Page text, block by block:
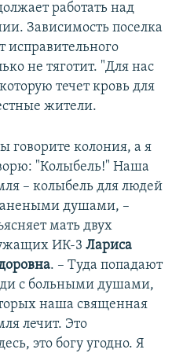
работать над
Зависимость поселка
не тяготит. "Для нас
течет кровь для
жители.
говорите колония, а я
"Колыбель!" Наша
– колыбель для людей
душами, –
мать двух
ИК-3 Лариса
. – Туда попадают
с больными душами,
наша священная
лечит. Это
это богу угодно. Я